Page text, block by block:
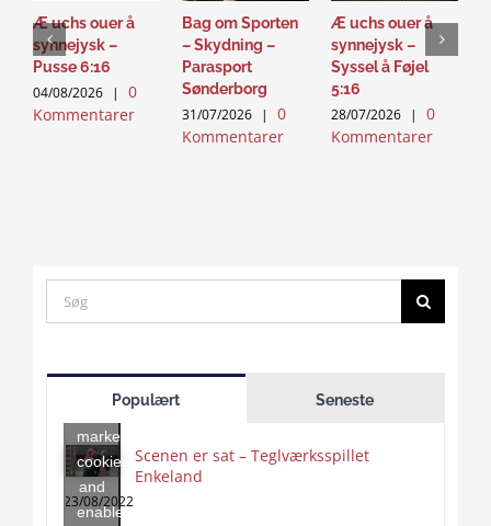
Æ uchs ouer å
synnejysk –
Pusse 6:16
04/08/2026 |
0
Kommentarer
Bag om Sporten
– Skydning –
Parasport
Sønderborg
31/07/2026 |
0
Kommentarer
Æ uchs ouer å
synnejysk –
Syssel å Føjel
5:16
28/07/2026 |
0
Kommentarer
Search
for:
Populært Seneste
accept
marketing
cookies
and
enable
Scenen er sat – Teglværksspillet
Enkeland
23/08/2022
Click
to